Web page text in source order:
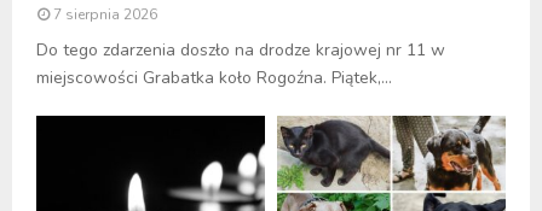
7 sierpnia 2026
Do tego zdarzenia doszło na drodze krajowej nr 11 w
miejscowości Grabatka koło Rogoźna. Piątek,...